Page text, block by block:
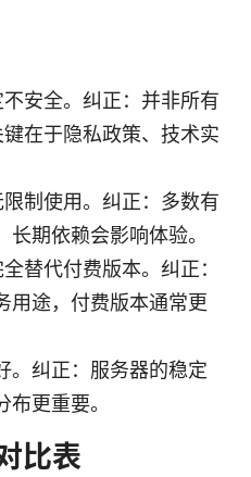
安全。纠正：并非所有
在于隐私政策、技术实
制使用。纠正：多数有
期依赖会影响体验。
替代付费版本。纠正：
用途，付费版本通常更
。纠正：服务器的稳定
更重要。
比表